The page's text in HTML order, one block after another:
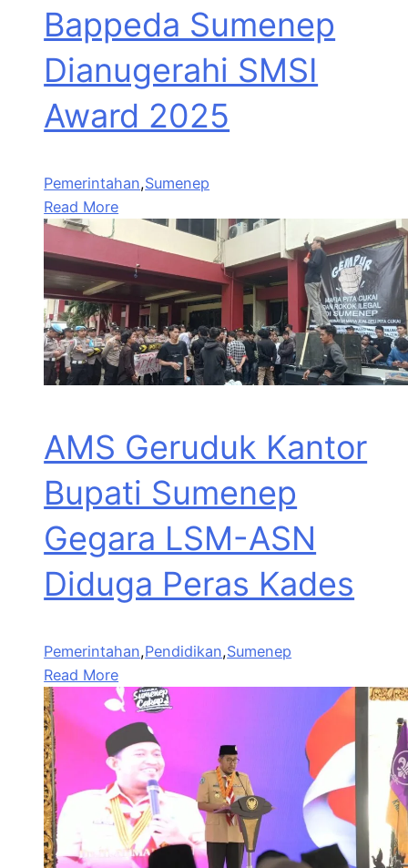
Bappeda Sumenep
Dianugerahi SMSI
Award 2025
Pemerintahan,Sumenep
Read More
AMS Geruduk Kantor
Bupati Sumenep
Gegara LSM-ASN
Diduga Peras Kades
Pemerintahan,Pendidikan,Sumenep
Read More